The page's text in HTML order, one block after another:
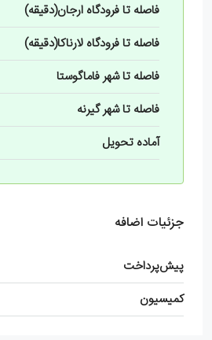
فاصله تا فرودگاه ارجان(دقیقه)
فاصله تا فرودگاه لارناکا(دقیقه)
فاصله تا شهر فاماگوستا
فاصله تا شهر گیرنه
آماده تحویل
جزئیات اضافه
پیش‌پرداخت
کمیسیون